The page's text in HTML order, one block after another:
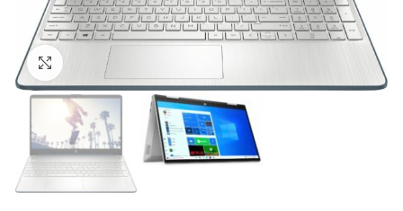
Agrandir